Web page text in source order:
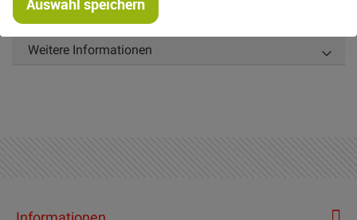
Haken ca. 1cm, Länge Auge ca. 0,6cm
Weitere Informationen